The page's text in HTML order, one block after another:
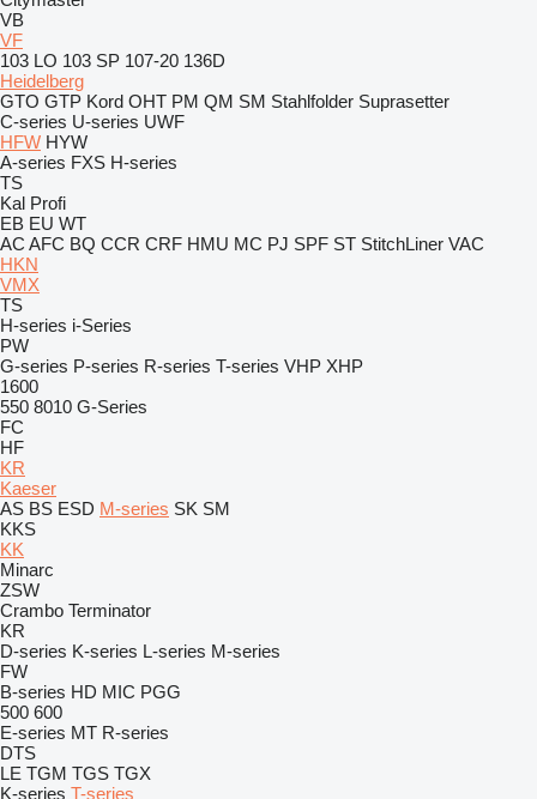
VB
VF
103 LO 103 SP 107-20 136D
Heidelberg
GTO GTP Kord OHT PM QM SM Stahlfolder Suprasetter
C-series U-series UWF
HFW HYW
A-series FXS H-series
TS
Kal Profi
EB EU WT
AC AFC BQ CCR CRF HMU MC PJ SPF ST StitchLiner VAC
HKN
VMX
TS
H-series i-Series
PW
G-series P-series R-series T-series VHP XHP
1600
550 8010 G-Series
FC
HF
KR
Kaeser
AS BS ESD M-series SK SM
KKS
KK
Minarc
ZSW
Crambo Terminator
KR
D-series K-series L-series M-series
FW
B-series HD MIC PGG
500 600
E-series MT R-series
DTS
LE TGM TGS TGX
K-series T-series